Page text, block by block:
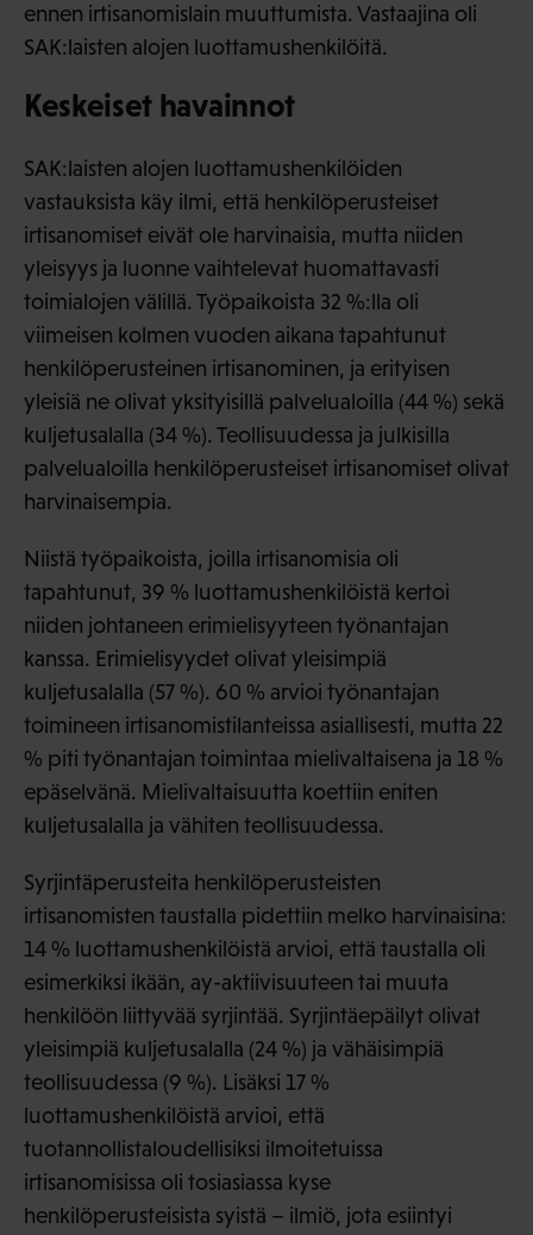
ennen irtisanomislain muuttumista. Vastaajina oli
SAK:laisten alojen luottamushenkilöitä.
Keskeiset havainnot
SAK:laisten alojen luottamushenkilöiden
vastauksista käy ilmi, että henkilöperusteiset
irtisanomiset eivät ole harvinaisia, mutta niiden
yleisyys ja luonne vaihtelevat huomattavasti
toimialojen välillä. Työpaikoista 32 %:lla oli
viimeisen kolmen vuoden aikana tapahtunut
henkilöperusteinen irtisanominen, ja erityisen
yleisiä ne olivat yksityisillä palvelualoilla (44 %) sekä
kuljetusalalla (34 %). Teollisuudessa ja julkisilla
palvelualoilla henkilöperusteiset irtisanomiset olivat
harvinaisempia.
Niistä työpaikoista, joilla irtisanomisia oli
tapahtunut, 39 % luottamushenkilöistä kertoi
niiden johtaneen erimielisyyteen työnantajan
kanssa. Erimielisyydet olivat yleisimpiä
kuljetusalalla (57 %). 60 % arvioi työnantajan
toimineen irtisanomistilanteissa asiallisesti, mutta 22
% piti työnantajan toimintaa mielivaltaisena ja 18 %
epäselvänä. Mielivaltaisuutta koettiin eniten
kuljetusalalla ja vähiten teollisuudessa.
Syrjintäperusteita henkilöperusteisten
irtisanomisten taustalla pidettiin melko harvinaisina:
14 % luottamushenkilöistä arvioi, että taustalla oli
esimerkiksi ikään, ay-aktiivisuuteen tai muuta
henkilöön liittyvää syrjintää. Syrjintäepäilyt olivat
yleisimpiä kuljetusalalla (24 %) ja vähäisimpiä
teollisuudessa (9 %). Lisäksi 17 %
luottamushenkilöistä arvioi, että
tuotannollistaloudellisiksi ilmoitetuissa
irtisanomisissa oli tosiasiassa kyse
henkilöperusteisista syistä – ilmiö, jota esiintyi